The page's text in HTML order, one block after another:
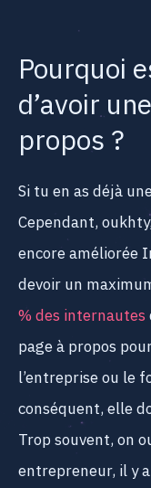
Pourquoi
d’avoir
propos ?
Si tu en as déjà
Cependant,
encore améliorée
devoir un
% des internautes
page à propos
l’entreprise ou le
conséquent, elle
Trop souvent, on
entrepreneur, il y